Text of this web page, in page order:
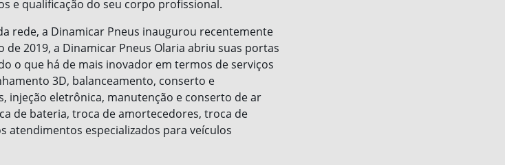
e qualificação do seu corpo profissional.
rede, a Dinamicar Pneus inaugurou recentemente
de 2019, a Dinamicar Pneus Olaria abriu suas portas
o que há de mais inovador em termos de serviços
3D, balanceamento, conserto e
injeção eletrônica, manutenção e conserto de ar
de bateria, troca de amortecedores, troca de
atendimentos especializados para veículos